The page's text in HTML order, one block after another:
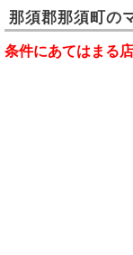
那須郡那須町の
条件にあてはまる